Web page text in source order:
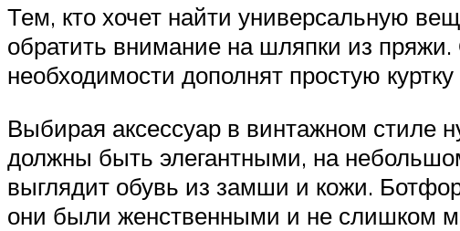
Тем, кто хочет найти универсальную
обратить внимание на шляпки из
необходимости дополнят простую куртку
Выбирая аксессуар в винтажном стиле
должны быть элегантными, на
выглядит обувь из замши и кожи.
они были женственными и не слишком